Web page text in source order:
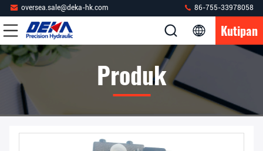
oversea.sale@deka-hk.com 86-755-33978058
Kutipan
Produk